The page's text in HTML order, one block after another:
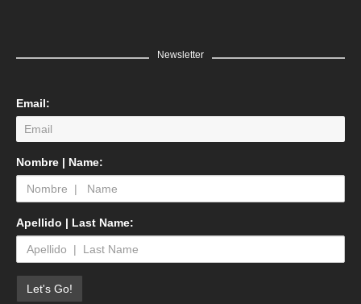
Newsletter
Email:
Nombre | Name:
Apellido | Last Name: